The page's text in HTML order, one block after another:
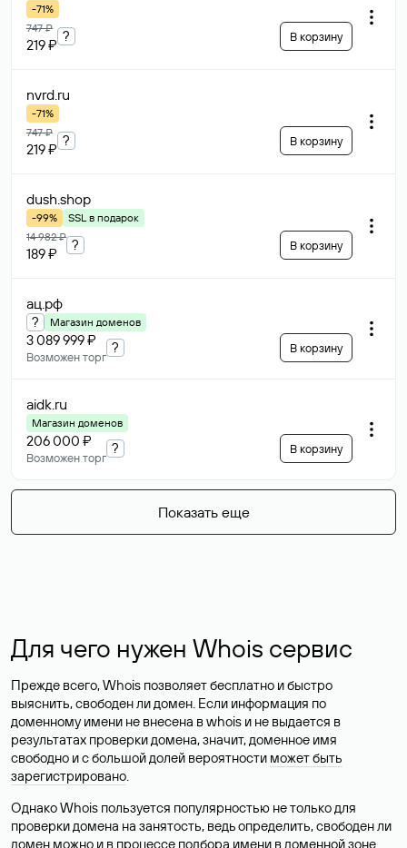
-71%
747 ₽
219 ₽
? В корзину
nvrd.ru
-71%
747 ₽
219 ₽
? В корзину
dush.shop
-99%
SSL в подарок
14 982 ₽
189 ₽
? В корзину
ац.рф
? Магазин доменов
3 089 999 ₽
Возможен торг
? В корзину
aidk.ru
Магазин доменов
206 000 ₽
Возможен торг
? В корзину
Показать еще
Для чего нужен Whois сервис
Прежде всего, Whois позволяет бесплатно и быстро
выяснить, свободен ли домен. Если информация по
доменному имени не внесена в whois и не выдается в
результатах проверки домена, значит, доменное имя
свободно и с большой долей вероятности может быть
зарегистрировано.
Однако Whois пользуется популярностью не только для
проверки домена на занятость, ведь определить, свободен ли
домен можно и в процессе подбора имени в доменной зоне.